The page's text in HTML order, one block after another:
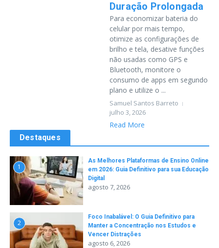
Duração Prolongada
Para economizar bateria do
celular por mais tempo,
otimize as configurações de
brilho e tela, desative funções
não usadas como GPS e
Bluetooth, monitore o
consumo de apps em segundo
plano e utilize o ...
Samuel Santos Barreto
julho 3, 2026
Read More
Destaques
1
As Melhores Plataformas de Ensino Online
em 2026: Guia Definitivo para sua Educação
Digital
agosto 7, 2026
2
Foco Inabalável: O Guia Definitivo para
Manter a Concentração nos Estudos e
Vencer Distrações
agosto 6, 2026